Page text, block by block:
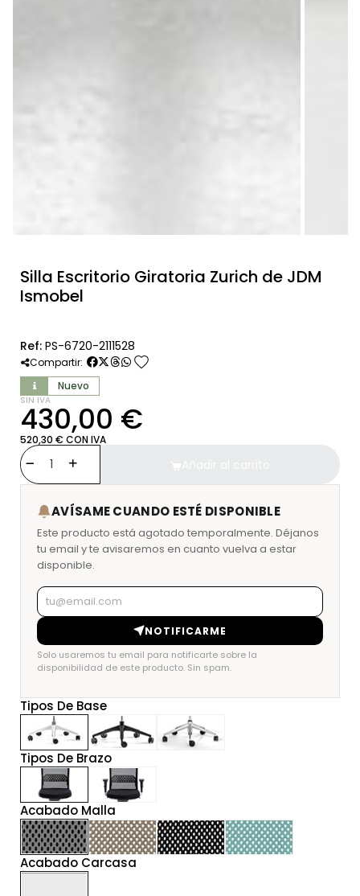
Silla Escritorio Giratoria Zurich de JDM
Ismobel
Ref: PS-6720-2111528
Compartir: favorite
Nuevo
SIN IVA
430,00 €
520,30 € CON IVA
AVÍSAME CUANDO ESTÉ DISPONIBLE
Este producto está agotado temporalmente. Déjanos
tu email y te avisaremos en cuanto vuelva a estar
disponible.
NOTIFICARME
Solo usaremos tu email para notificarte sobre la
disponibilidad de este producto. Sin spam.
Tipos De Base
Tipos De Brazo
Acabado Malla
Acabado Carcasa